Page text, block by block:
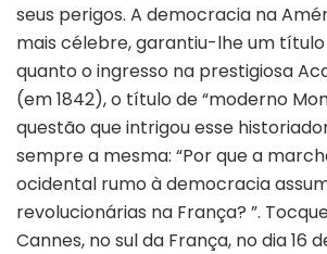
seus perigos. A democracia na
mais célebre, garantiu-lhe um
quanto o ingresso na prestigiosa
(em 1842), o título de “moderno
questão que intrigou esse
sempre a mesma: “Por que a
ocidental rumo à democracia
revolucionárias na França? ”.
Cannes, no sul da França, no dia 16